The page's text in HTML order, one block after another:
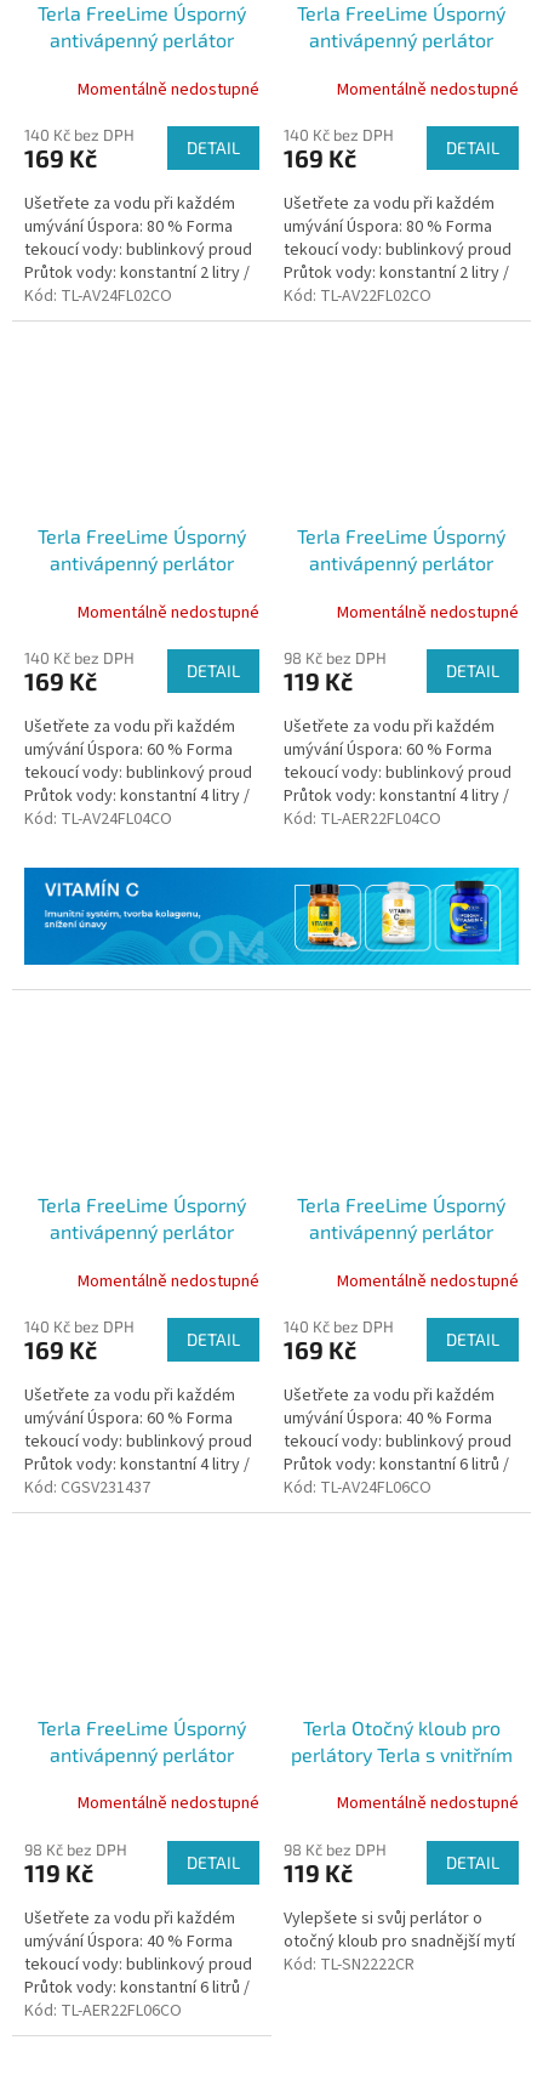
Terla FreeLime Úsporný
antivápenný perlátor
antivandal
Momentálně nedostupné
140 Kč bez DPH
169 Kč DETAIL
Ušetřete za vodu při každém
umývání Úspora: 80 % Forma
tekoucí vody: bublinkový proud
Průtok vody: konstantní 2 litry /
minutu Odolnost vůči vodnímu
kameni: vysoce odolný
Kód: TL-AV24FL02CO
Terla FreeLime Úsporný
antivápenný perlátor
antivandal
Momentálně nedostupné
140 Kč bez DPH
169 Kč DETAIL
Ušetřete za vodu při každém
umývání Úspora: 80 % Forma
tekoucí vody: bublinkový proud
Průtok vody: konstantní 2 litry /
minutu Odolnost vůči vodnímu
kameni: vysoce odolný
Kód: TL-AV22FL02CO
Terla FreeLime Úsporný
antivápenný perlátor
antivandal
Momentálně nedostupné
140 Kč bez DPH
169 Kč DETAIL
Ušetřete za vodu při každém
umývání Úspora: 60 % Forma
tekoucí vody: bublinkový proud
Průtok vody: konstantní 4 litry /
minutu Odolnost vůči vodnímu
Kód: TL-AV24FL04CO
Terla FreeLime Úsporný
antivápenný perlátor
Momentálně nedostupné
98 Kč bez DPH
119 Kč DETAIL
Ušetřete za vodu při každém
umývání Úspora: 60 % Forma
tekoucí vody: bublinkový proud
Průtok vody: konstantní 4 litry /
minutu Odolnost vůči vodnímu
Kód: TL-AER22FL04CO
Terla FreeLime Úsporný
antivápenný perlátor
antivandal
Momentálně nedostupné
140 Kč bez DPH
169 Kč DETAIL
Ušetřete za vodu při každém
umývání Úspora: 60 % Forma
tekoucí vody: bublinkový proud
Průtok vody: konstantní 4 litry /
minutu Odolnost vůči vodnímu
kameni: vysoce odolný
Kód: CGSV231437
Terla FreeLime Úsporný
antivápenný perlátor
antivandal
Momentálně nedostupné
140 Kč bez DPH
169 Kč DETAIL
Ušetřete za vodu při každém
umývání Úspora: 40 % Forma
tekoucí vody: bublinkový proud
Průtok vody: konstantní 6 litrů /
minutu Odolnost vůči vodnímu
kameni: vysoce odolný
Kód: TL-AV24FL06CO
Terla FreeLime Úsporný
antivápenný perlátor
Momentálně nedostupné
98 Kč bez DPH
119 Kč DETAIL
Ušetřete za vodu při každém
umývání Úspora: 40 % Forma
tekoucí vody: bublinkový proud
Průtok vody: konstantní 6 litrů /
minutu Odolnost vůči vodnímu
kameni: vysoce odolný
Kód: TL-AER22FL06CO
Terla Otočný kloub pro
perlátory Terla s vnitřním
Momentálně nedostupné
98 Kč bez DPH
119 Kč DETAIL
Vylepšete si svůj perlátor o
otočný kloub pro snadnější mytí
Kód: TL-SN2222CR